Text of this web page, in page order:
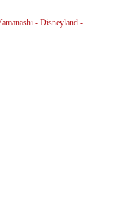
- Disneyland -